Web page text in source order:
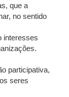
que a
no sentido
interesses
participativa,
seres